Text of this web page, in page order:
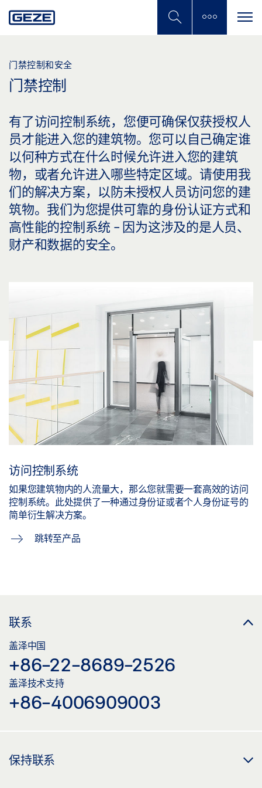
to
门禁控制和安全
门禁控制
有了访问控制系统，您便可确保仅获授权人
员才能进入您的建筑物。您可以自己确定谁
以何种方式在什么时候允许进入您的建筑
物，或者允许进入哪些特定区域。请使用我
们的解决方案，以防未授权人员访问您的建
筑物。我们为您提供可靠的身份认证方式和
高性能的控制系统 - 因为这涉及的是人员、
财产和数据的安全。
访问控制系统
如果您建筑物内的人流量大，那么您就需要一套高效的访问
控制系统。此处提供了一种通过身份证或者个人身份证号的
简单衍生解决方案。
跳转至产品
联系
盖泽中国
+86-22-8689-2526
盖泽技术支持
+86-4006909003
保持联系